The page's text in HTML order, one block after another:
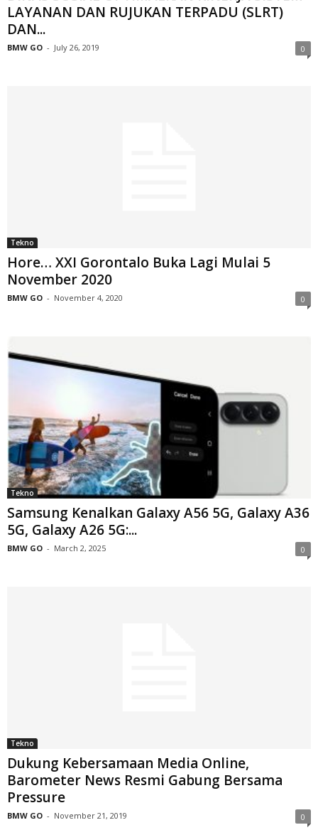
LAYANAN DAN RUJUKAN TERPADU (SLRT)
DAN...
BMW GO - July 26, 2019 0
Tekno
Hore… XXI Gorontalo Buka Lagi Mulai 5
November 2020
BMW GO - November 4, 2020 0
Tekno
Samsung Kenalkan Galaxy A56 5G, Galaxy A36
5G, Galaxy A26 5G:...
BMW GO - March 2, 2025 0
Tekno
Dukung Kebersamaan Media Online,
Barometer News Resmi Gabung Bersama
Pressure
BMW GO - November 21, 2019 0